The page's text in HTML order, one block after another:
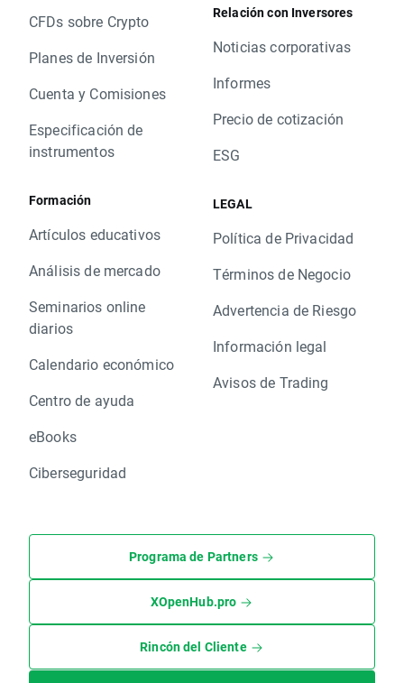
CFDs sobre Crypto
Planes de Inversión
Cuenta y Comisiones
Especificación de
instrumentos
Formación
Artículos educativos
Análisis de mercado
Seminarios online
diarios
Calendario económico
Centro de ayuda
eBooks
Ciberseguridad
Relación con Inversores
Noticias corporativas
Informes
Precio de cotización
ESG
LEGAL
Política de Privacidad
Términos de Negocio
Advertencia de Riesgo
Información legal
Avisos de Trading
Programa de Partners
XOpenHub.pro
Rincón del Cliente